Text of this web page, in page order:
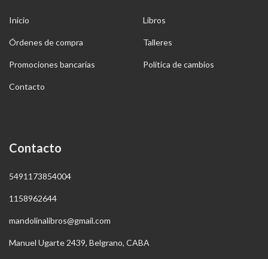
Inicio Libros
Órdenes de compra Talleres
Promociones bancarias Política de cambios
Contacto
Contacto
5491173854004
1158962644
mandolinalibros@gmail.com
Manuel Ugarte 2439, Belgrano, CABA